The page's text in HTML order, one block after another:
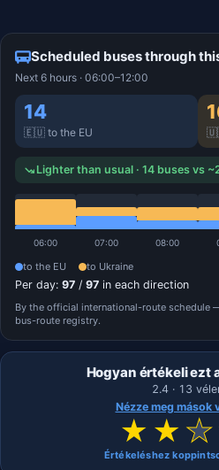
Scheduled buses through
Next 6 hours · 06:00–12:00
14
🇪🇺 to the EU
Lighter than usual · 14 buses vs
06:00 07:00 08:00
to the EU to Ukraine
Per day: 97 / 97 in each direction
By the official international-route schedule
bus-route registry.
Hogyan értékeli ezt
2.4 · 13
Nézze meg mások
★ ★ ★
Értékeléshez